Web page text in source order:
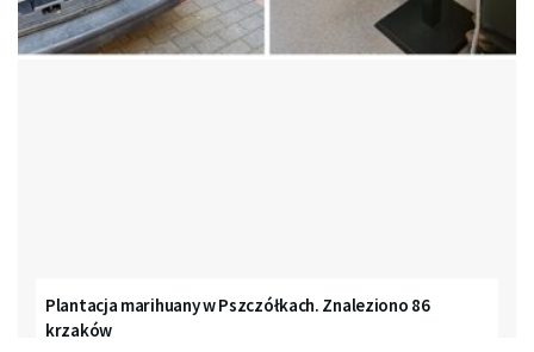
Plantacja marihuany w Pszczółkach. Znaleziono 86
krzaków